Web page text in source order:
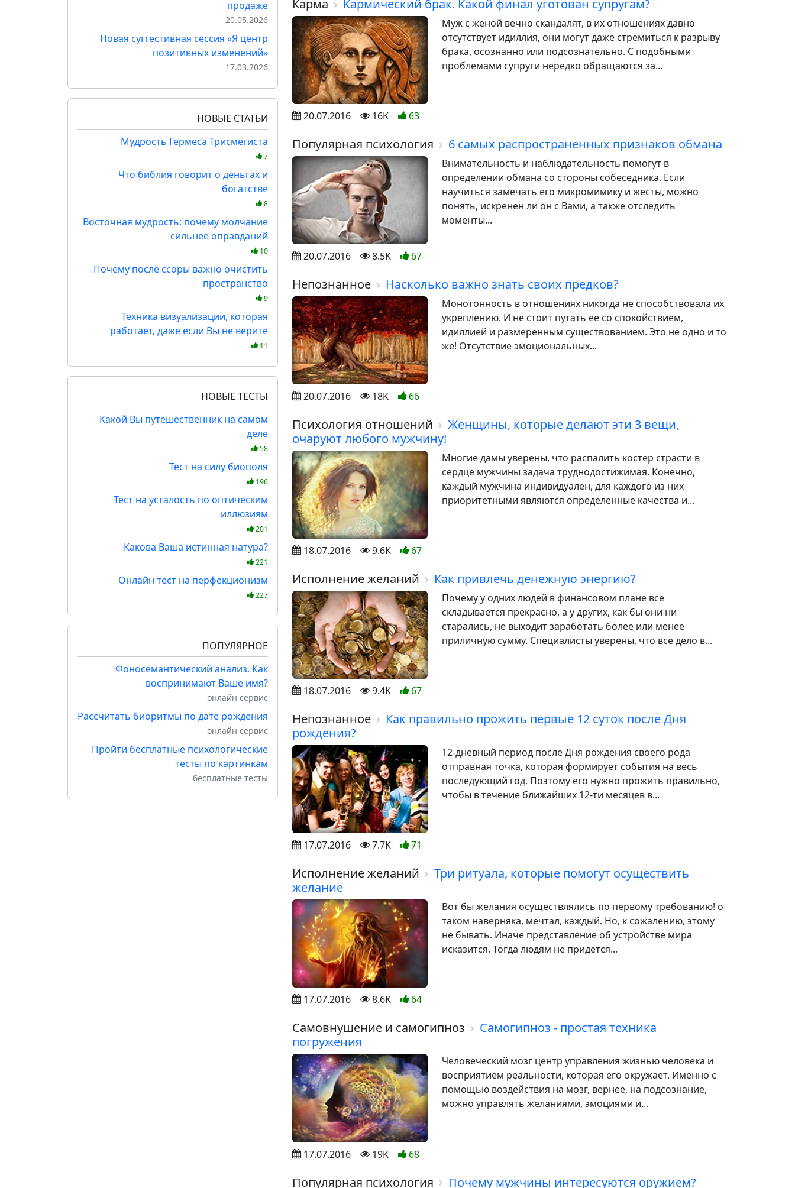
продаже
20.05.2026
Новая суггестивная сессия «Я центр
позитивных изменений»
17.03.2026
НОВЫЕ СТАТЬИ
Мудрость Гермеса Трисмегиста
7
Что библия говорит о деньгах и
богатстве
8
Восточная мудрость: почему молчание
сильнее оправданий
10
Почему после ссоры важно очистить
пространство
9
Техника визуализации, которая
работает, даже если Вы не верите
11
НОВЫЕ ТЕСТЫ
Какой Вы путешественник на самом
деле
58
Тест на силу биополя
196
Тест на усталость по оптическим
иллюзиям
201
Какова Ваша истинная натура?
221
Онлайн тест на перфекционизм
227
ПОПУЛЯРНОЕ
Фоносемантический анализ. Как
воспринимают Ваше имя?
онлайн сервис
Рассчитать биоритмы по дате рождения
онлайн сервис
Пройти бесплатные психологические
тесты по картинкам
бесплатные тесты
Карма Кармический брак. Какой финал уготован супругам?
Муж с женой вечно скандалят, в их отношениях давно
отсутствует идиллия, они могут даже стремиться к разрыву
брака, осознанно или подсознательно. С подобными
проблемами супруги нередко обращаются за...
20.07.2016 16K 63
Популярная психология 6 самых распространенных признаков обмана
Внимательность и наблюдательность помогут в
определении обмана со стороны собеседника. Если
научиться замечать его микромимику и жесты, можно
понять, искренен ли он с Вами, а также отследить
моменты...
20.07.2016 8.5K 67
Непознанное Насколько важно знать своих предков?
Монотонность в отношениях никогда не способствовала их
укреплению. И не стоит путать ее со спокойствием,
идиллией и размеренным существованием. Это не одно и то
же! Отсутствие эмоциональных...
20.07.2016 18K 66
Психология отношений
Женщины, которые делают эти 3 вещи,
очаруют любого мужчину!
Многие дамы уверены, что распалить костер страсти в
сердце мужчины задача труднодостижимая. Конечно,
каждый мужчина индивидуален, для каждого из них
приоритетными являются определенные качества и...
18.07.2016 9.6K 67
Исполнение желаний Как привлечь денежную энергию?
Почему у одних людей в финансовом плане все
складывается прекрасно, а у других, как бы они ни
старались, не выходит заработать более или менее
приличную сумму. Специалисты уверены, что все дело в...
18.07.2016 9.4K 67
Непознанное
Как правильно прожить первые 12 суток после Дня
рождения?
12-дневный период после Дня рождения своего рода
отправная точка, которая формирует события на весь
последующий год. Поэтому его нужно прожить правильно,
чтобы в течение ближайших 12-ти месяцев в...
17.07.2016 7.7K 71
Исполнение желаний
Три ритуала, которые помогут осуществить
желание
Вот бы желания осуществлялись по первому требованию! о
таком наверняка, мечтал, каждый. Но, к сожалению, этому
не бывать. Иначе представление об устройстве мира
исказится. Тогда людям не придется...
17.07.2016 8.6K 64
Самовнушение и самогипноз
Самогипноз - простая техника
погружения
Человеческий мозг центр управления жизнью человека и
восприятием реальности, которая его окружает. Именно с
помощью воздействия на мозг, вернее, на подсознание,
можно управлять желаниями, эмоциями и...
17.07.2016 19K 68
Популярная психология Почему мужчины интересуются оружием?